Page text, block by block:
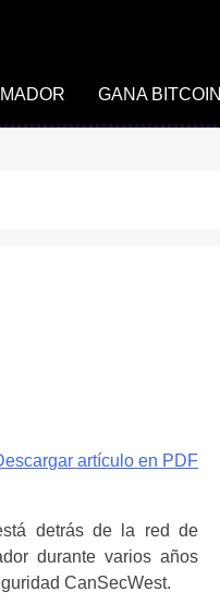
GANA
artículo en PDF
detrás de la red de
durante varios años
CanSecWest.